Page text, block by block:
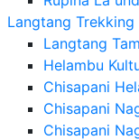
Langtang Trekking
Langtang
Helambu
Chisapani
Chisapani
Chisapani